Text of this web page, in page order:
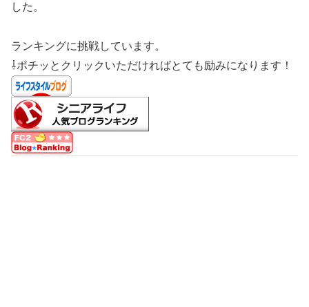
した。
ランキングに挑戦しています。
⇩ポチッとクリックいただければとても励みになります！